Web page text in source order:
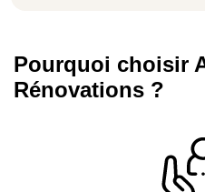
Pourquoi choisir
Rénovations ?